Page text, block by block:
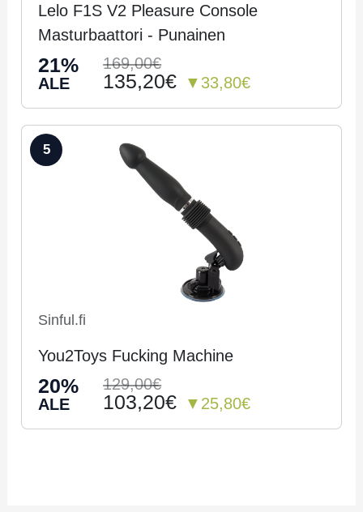
Lelo F1S V2 Pleasure Console
Masturbaattori - Pu­nai­nen
21%
ALE
169,00€
135,20€ ▼33,80€
5
Sinful.fi
You2Toys Fucking Machine
20%
ALE
129,00€
103,20€ ▼25,80€